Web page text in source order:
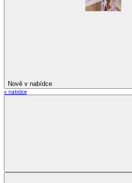
Nově v nabídce
v nabídce